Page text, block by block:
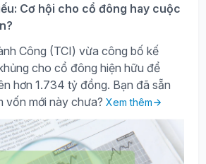
Cơ hội cho cổ đông hay cuộc
Công (TCI) vừa công bố kế
cho cổ đông hiện hữu để
hơn 1.734 tỷ đồng. Bạn đã sẵn
vốn mới này chưa? Xem thêm